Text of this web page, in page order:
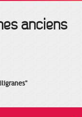
anciens